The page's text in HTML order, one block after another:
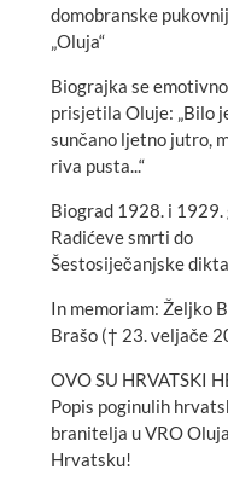
domobranske
„Oluja“
Biograjka se
prisjetila Oluje: „Bilo
sunčano ljetno jutro,
riva pusta...“
Biograd 1928. i 1929.
Radićeve smrti do
Šestosiječanjske
In memoriam: Željko
Brašo († 23. veljače
OVO SU HRVATSKI
Popis poginulih
branitelja u VRO
Hrvatsku!